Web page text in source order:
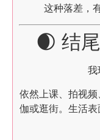
这种落差，
🌒 结
我
依然上课、拍视
伽或逛街。生活